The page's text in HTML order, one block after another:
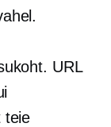
URL
teie